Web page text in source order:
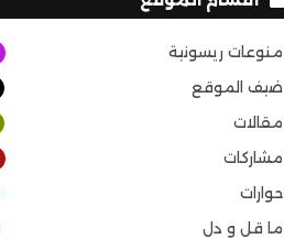
منوعات ريسونية
ضيف الموقع
مقالات
مشاركات
حوارات
ما قل و دل